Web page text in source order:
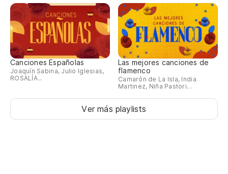
Canciones Españolas
Joaquín Sabina, Julio Iglesias,
ROSALÍA...
Las mejores canciones de
flamenco
Camarón de La Isla, India
Martinez, Niña Pastori...
Ver más playlists